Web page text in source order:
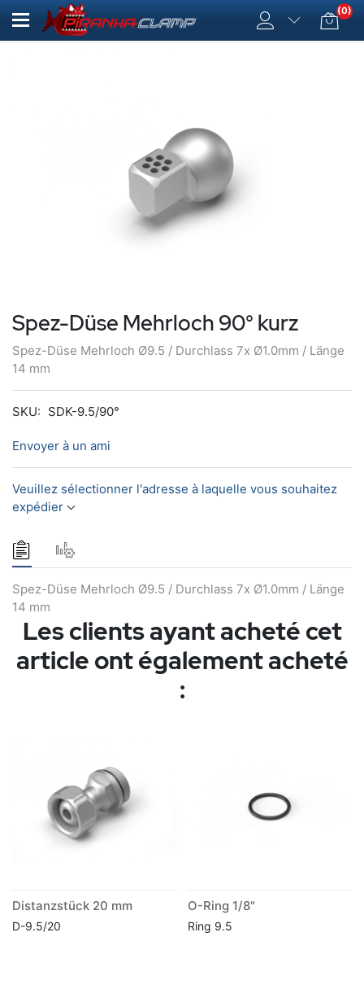
(0)
Spez-Düse Mehrloch 90° kurz
Spez-Düse Mehrloch Ø9.5 / Durchlass 7x Ø1.0mm / Länge
14 mm
SKU: SDK-9.5/90°
Envoyer à un ami
Veuillez sélectionner l'adresse à laquelle vous souhaitez
expédier
Spez-Düse Mehrloch Ø9.5 / Durchlass 7x Ø1.0mm / Länge
14 mm
Les clients ayant acheté cet
article ont également acheté
:
Distanzstück 20 mm
D-9.5/20
O-Ring 1/8"
Ring 9.5